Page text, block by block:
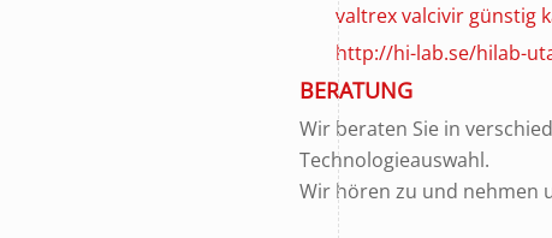
valtrex valcivir günstig
http://hi-lab.se/hilab-
BERATUNG
Wir beraten Sie in
Technologieauswahl.
Wir hören zu und nehmen